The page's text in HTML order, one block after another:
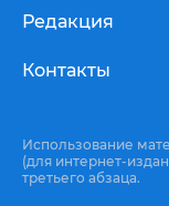
Редакция
Контакты
Использование
(для интернет-
третьего абзаца.